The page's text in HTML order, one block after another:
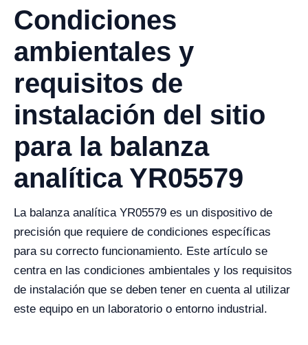
Condiciones
ambientales y
requisitos de
instalación del sitio
para la balanza
analítica YR05579
La balanza analítica YR05579 es un dispositivo de
precisión que requiere de condiciones específicas
para su correcto funcionamiento. Este artículo se
centra en las condiciones ambientales y los requisitos
de instalación que se deben tener en cuenta al utilizar
este equipo en un laboratorio o entorno industrial.